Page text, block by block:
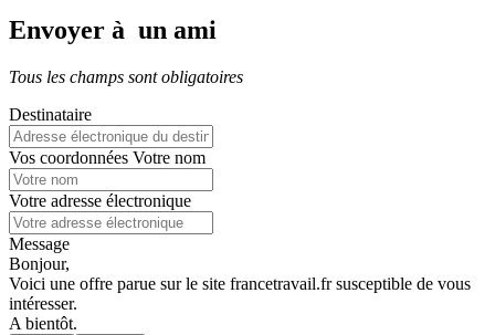
Envoyer à un ami
Tous les champs sont obligatoires
Destinataire
Vos coordonnées Votre nom
Votre adresse électronique
Message
Bonjour,
Voici une offre parue sur le site francetravail.fr susceptible de vous
intéresser.
A bientôt.